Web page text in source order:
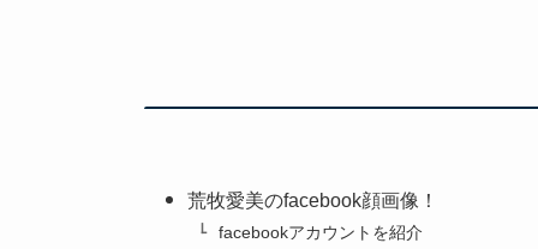
荒牧愛美のfacebook顔画像！
facebookアカウントを紹介